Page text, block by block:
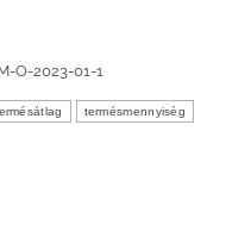
O-2023-01-1
termésmennyiség